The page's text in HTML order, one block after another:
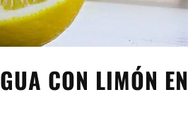
CON LIMÓN